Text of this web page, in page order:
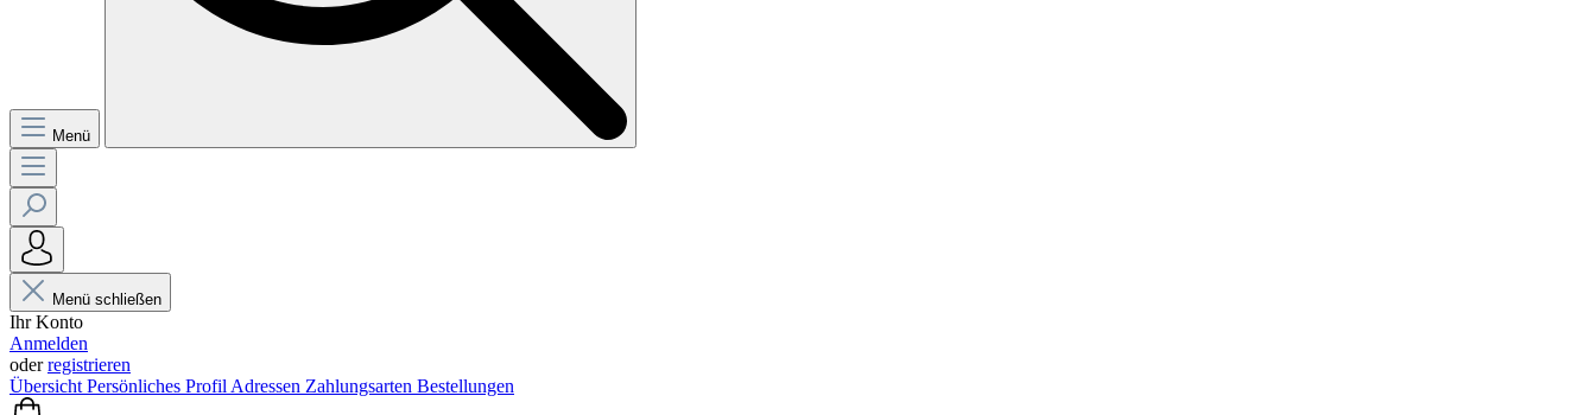
Menü
Menü schließen
Ihr Konto
Anmelden
oderregistrieren
Übersicht Persönliches Profil Adressen Zahlungsarten Bestellungen